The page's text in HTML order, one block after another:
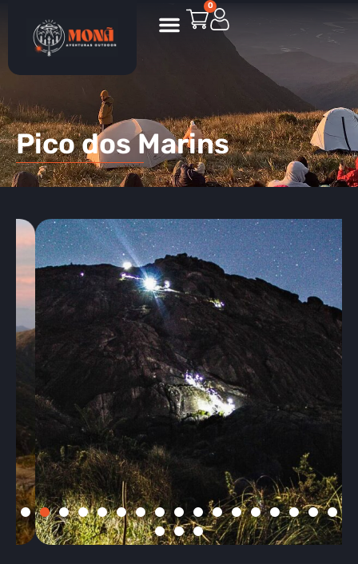
0
Pico dos Marins